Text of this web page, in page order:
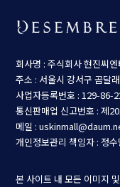
회사명 : 주식회사 현진씨엔
주소 : 서울시 강서구 곰달
사업자등록번호 : 129-86-
통신판매업 신고번호 : 제
메일 :
개인정보관리 책임자 : 정수
본 사이트 내 모든 이미지